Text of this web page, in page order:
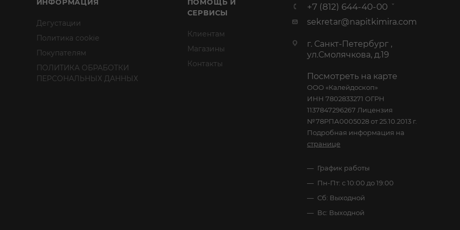
ИНФОРМАЦИЯ
Дегустации
Политика cookie
Покупателям
ПОЛИТИКА ОБРАБОТКИ
ПЕРСОНАЛЬНЫХ ДАННЫХ
ПОМОЩЬ И
СЕРВИСЫ
Клиентам
Магазины
Контакты
+7 (812) 644-40-00
sekretar@napitkimira.com
г. Санкт-Петербург ,
ул.Смолячкова, д.19
Посмотреть на карте
ООО «Калейдоскоп»
ИНН 7802833271 ОГРН
1137847296267 Лицензия
№78РПА0005028 от 25.10.2013 г.
Подробная информация на
странице
График работы
Пн-Пт: с 10:00 до 19:00
Сб: Выходной
Вс: Выходной